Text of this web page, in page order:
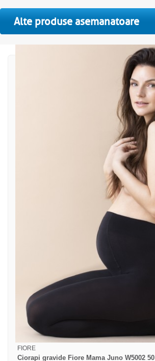
Alte produse asemanatoare
FIORE
Ciorapi gravide Fiore Mama Juno W5002